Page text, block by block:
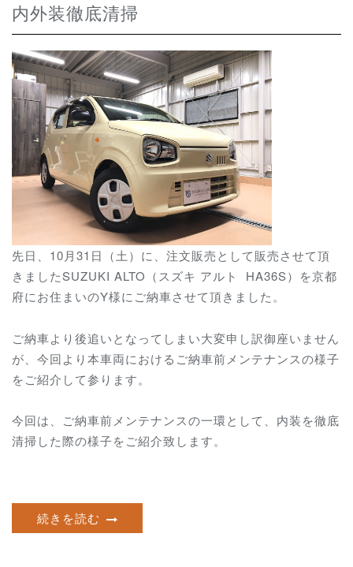
内外装徹底清掃
先日、10月31日（土）に、注文販売として販売させて頂
きましたSUZUKI ALTO（スズキ アルト HA36S）を京都
府にお住まいのY様にご納車させて頂きました。
ご納車より後追いとなってしまい大変申し訳御座いません
が、今回より本車両におけるご納車前メンテナンスの様子
をご紹介して参ります。
今回は、ご納車前メンテナンスの一環として、内装を徹底
清掃した際の様子をご紹介致します。
続きを読む